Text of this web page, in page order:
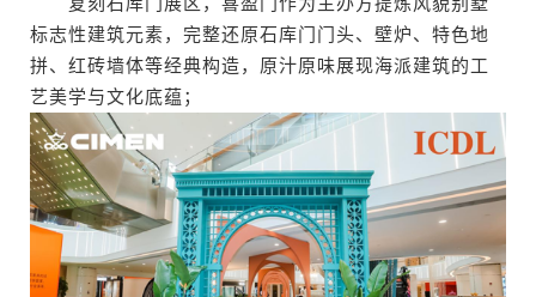
复刻石库门展区，喜盈门作为主办方提炼风貌别墅
标志性建筑元素，完整还原石库门门头、壁炉、特色地
拼、红砖墙体等经典构造，原汁原味展现海派建筑的工
艺美学与文化底蕴；